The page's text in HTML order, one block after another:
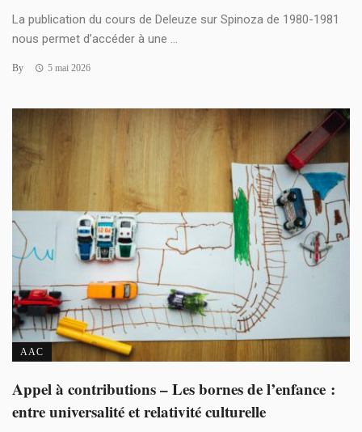
La publication du cours de Deleuze sur Spinoza de 1980-1981
nous permet d’accéder à une ...
By 5 mai 2026
AAC
Appel à contributions – Les bornes de l’enfance :
entre universalité et relativité culturelle